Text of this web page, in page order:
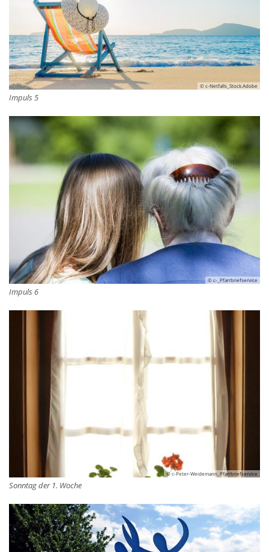
© c-Netfalls_Stock.Adobe
Impuls 5
© c-_Pfarrbriefservice
Impuls 6
© c-Peter-Weidemann_Pfarrbriefservice
Sonntag der 1. Woche